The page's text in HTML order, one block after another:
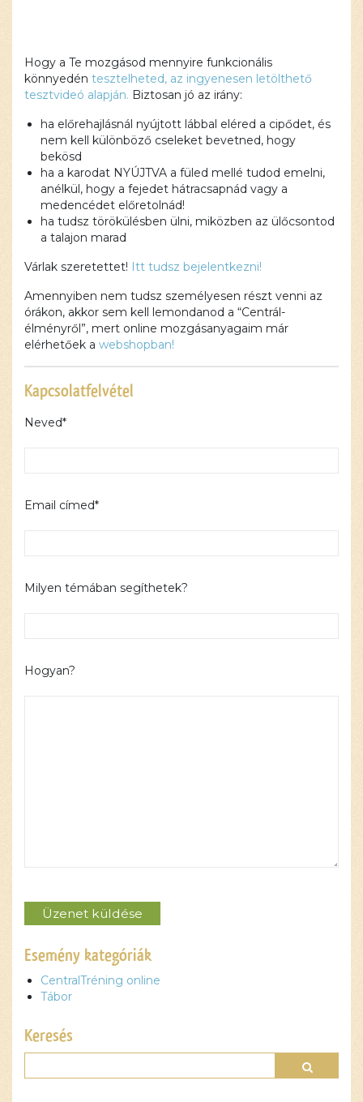
Hogy a Te mozgásod mennyire funkcionális
könnyedén tesztelheted, az ingyenesen letölthető
tesztvideó alapján. Biztosan jó az irány:
ha előrehajlásnál nyújtott lábbal eléred a cipődet, és
nem kell különböző cseleket bevetned, hogy
bekösd
ha a karodat NYÚJTVA a füled mellé tudod emelni,
anélkül, hogy a fejedet hátracsapnád vagy a
medencédet előretolnád!
ha tudsz törökülésben ülni, miközben az ülőcsontod
a talajon marad
Várlak szeretettet! Itt tudsz bejelentkezni!
Amennyiben nem tudsz személyesen részt venni az
órákon, akkor sem kell lemondanod a “Centrál-
élményről”, mert online mozgásanyagaim már
elérhetőek a webshopban!
Kapcsolatfelvétel
Neved*
Email címed*
Milyen témában segíthetek?
Hogyan?
Esemény kategóriák
CentralTréning online
Tábor
Keresés